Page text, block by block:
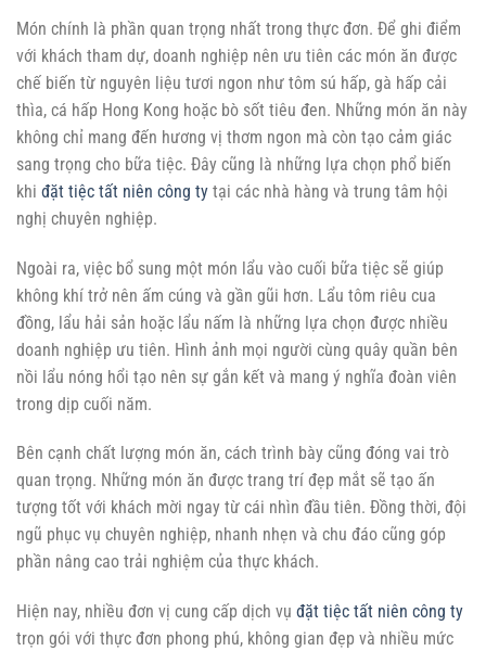
Món chính là phần quan trọng nhất trong thực đơn. Để ghi điểm
với khách tham dự, doanh nghiệp nên ưu tiên các món ăn được
chế biến từ nguyên liệu tươi ngon như tôm sú hấp, gà hấp cải
thìa, cá hấp Hong Kong hoặc bò sốt tiêu đen. Những món ăn này
không chỉ mang đến hương vị thơm ngon mà còn tạo cảm giác
sang trọng cho bữa tiệc. Đây cũng là những lựa chọn phổ biến
khi đặt tiệc tất niên công ty tại các nhà hàng và trung tâm hội
nghị chuyên nghiệp.
Ngoài ra, việc bổ sung một món lẩu vào cuối bữa tiệc sẽ giúp
không khí trở nên ấm cúng và gần gũi hơn. Lẩu tôm riêu cua
đồng, lẩu hải sản hoặc lẩu nấm là những lựa chọn được nhiều
doanh nghiệp ưu tiên. Hình ảnh mọi người cùng quây quần bên
nồi lẩu nóng hổi tạo nên sự gắn kết và mang ý nghĩa đoàn viên
trong dịp cuối năm.
Bên cạnh chất lượng món ăn, cách trình bày cũng đóng vai trò
quan trọng. Những món ăn được trang trí đẹp mắt sẽ tạo ấn
tượng tốt với khách mời ngay từ cái nhìn đầu tiên. Đồng thời, đội
ngũ phục vụ chuyên nghiệp, nhanh nhẹn và chu đáo cũng góp
phần nâng cao trải nghiệm của thực khách.
Hiện nay, nhiều đơn vị cung cấp dịch vụ đặt tiệc tất niên công ty
trọn gói với thực đơn phong phú, không gian đẹp và nhiều mức